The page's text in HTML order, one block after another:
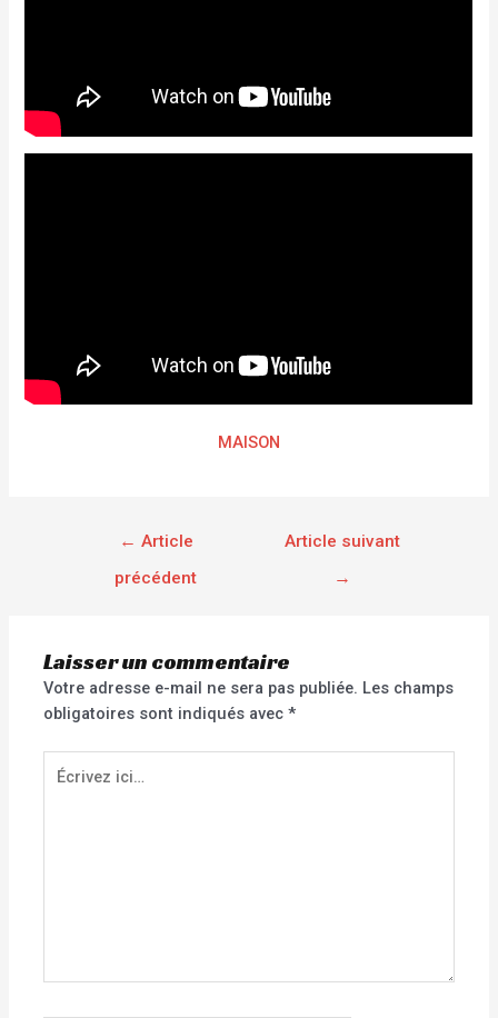
MAISON
← Article
précédent
Article suivant
→
Laisser un commentaire
Votre adresse e-mail ne sera pas publiée. Les champs
obligatoires sont indiqués avec*
Écrivez
ici…